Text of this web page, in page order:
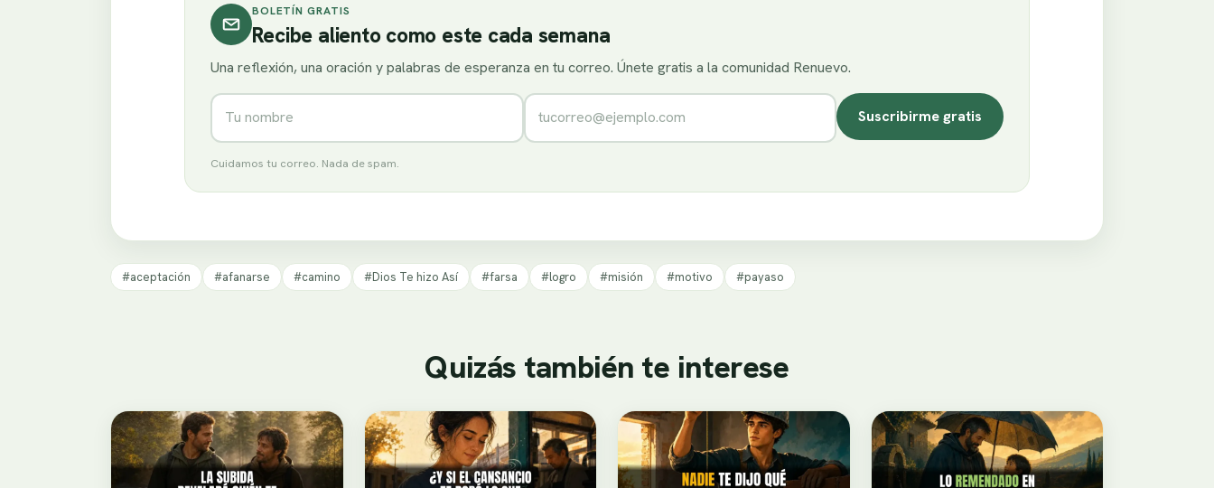
BOLETÍN GRATIS
Recibe aliento como este cada semana
Una reflexión, una oración y palabras de esperanza en tu correo. Únete gratis a la comunidad Renuevo.
Nombre Correo electrónico
Suscribirme gratis
Cuidamos tu correo. Nada de spam.
#aceptación #afanarse #camino #Dios Te hizo Así #farsa #logro #misión #motivo #payaso
Quizás también te interese